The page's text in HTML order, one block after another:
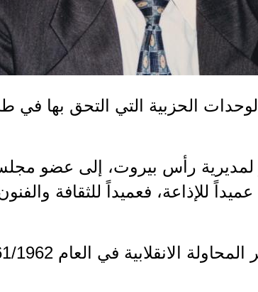
الحزبية التي التحق بها
رأس بيروت، إلى عضو
للإذاعة، فعميداً للثقافة
الانقلابية في العام 1961/1962.